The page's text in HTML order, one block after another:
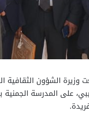
نصيبي، على المدرسة